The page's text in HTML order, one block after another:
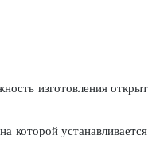
изготовления